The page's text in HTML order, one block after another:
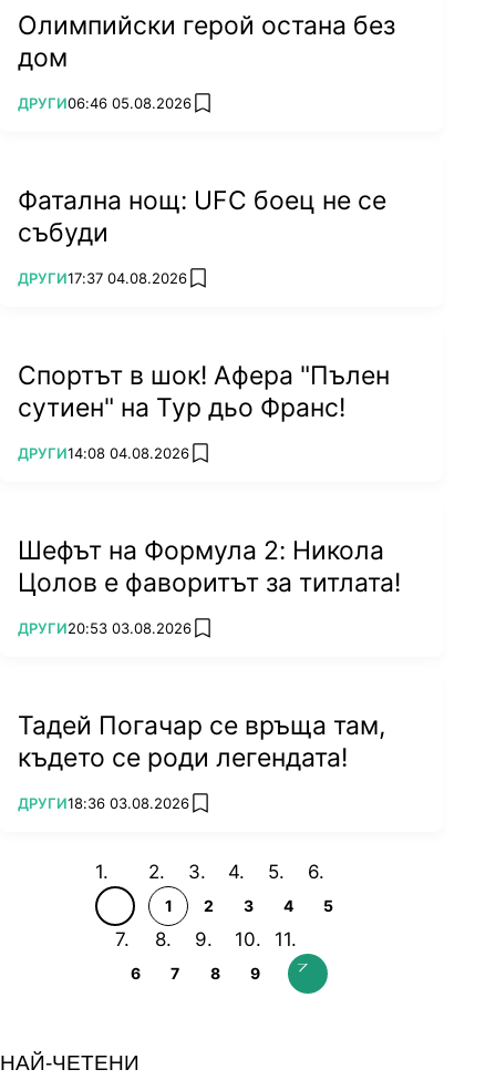
Олимпийски герой остана без
дом
ПОВЕЧЕ ОТ
ДРУГИ06:46 05.08.2026 add favorites
Фатална нощ: UFC боец не се
събуди
ПОВЕЧЕ ОТ
ДРУГИ17:37 04.08.2026 add favorites
Спортът в шок! Афера "Пълен
сутиен" на Тур дьо Франс!
ПОВЕЧЕ ОТ
ДРУГИ14:08 04.08.2026 add favorites
Шефът на Формула 2: Никола
Цолов е фаворитът за титлата!
ПОВЕЧЕ ОТ
ДРУГИ20:53 03.08.2026 add favorites
Тадей Погачар се връща там,
където се роди легендата!
ПОВЕЧЕ ОТ
ДРУГИ18:36 03.08.2026 add favorites
1 2 3 4 5
6 7 8 9
НАЙ-ЧЕТЕНИ